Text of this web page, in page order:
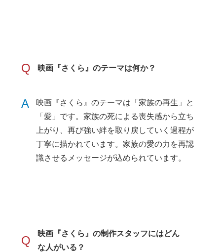
Q 映画『さくら』のテーマは何か？
A
映画『さくら』のテーマは「家族の再生」と
「愛」です。家族の死による喪失感から立ち
上がり、再び強い絆を取り戻していく過程が
丁寧に描かれています。家族の愛の力を再認
識させるメッセージが込められています。
Q
映画『さくら』の制作スタッフにはどん
な人がいる？